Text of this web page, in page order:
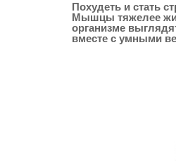
Похудеть и стать
Мышцы тяжелее
организме
вместе с умными